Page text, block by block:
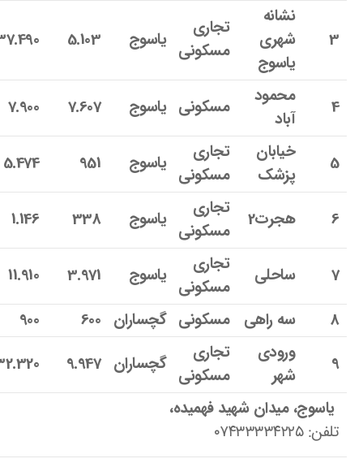
3
نشانه
شهری
یاسوج
تجاری
مسکونی یاسوج 5.103
4
محمود
آباد
مسکونی یاسوج 7.607
7.900
5
خیابان
پزشک
تجاری
مسکونی یاسوج 951
5.474
6 هجرت2
تجاری
مسکونی یاسوج 338
1.146
7 ساحلی
تجاری
مسکونی یاسوج 3.971
11.910
8
سه راهی مسکونی گچساران 600
900
9
ورودی
شهر
تجاری
مسکونی گچساران 9.947
یاسوج، میدان شهید فهمیده،
تلفن: ۰۷۴۳۳۳۳۴۲۲۵